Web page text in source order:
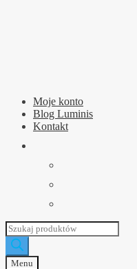
Moje konto
Blog Luminis
Kontakt
Wyszukiwarka
produktów
Menu